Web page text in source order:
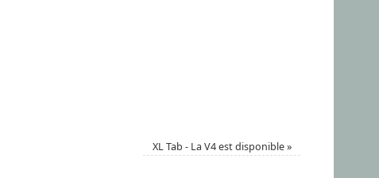
XL Tab - La V4 est disponible»